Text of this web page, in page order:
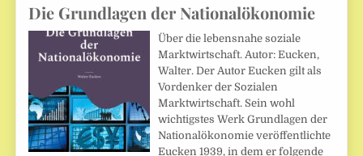
Die Grundlagen der Nationalökonomie
Über die lebensnahe soziale
Marktwirtschaft. Autor: Eucken,
Walter. Der Autor Eucken gilt als
Vordenker der Sozialen
Marktwirtschaft. Sein wohl
wichtigstes Werk Grundlagen der
Nationalökonomie veröffentlichte
Eucken 1939, in dem er folgende